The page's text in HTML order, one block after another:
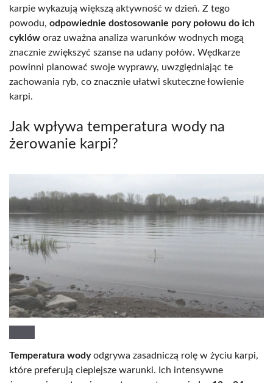
karpie wykazują większą aktywność w dzień. Z tego
powodu, odpowiednie dostosowanie pory połowu do ich
cyklów oraz uważna analiza warunków wodnych mogą
znacznie zwiększyć szanse na udany połów. Wędkarze
powinni planować swoje wyprawy, uwzględniając te
zachowania ryb, co znacznie ułatwi skuteczne łowienie
karpi.
Jak wpływa temperatura wody na
żerowanie karpi?
Temperatura wodyodgrywa zasadniczą rolę w życiu karpi,
które preferują cieplejsze warunki. Ich intensywne